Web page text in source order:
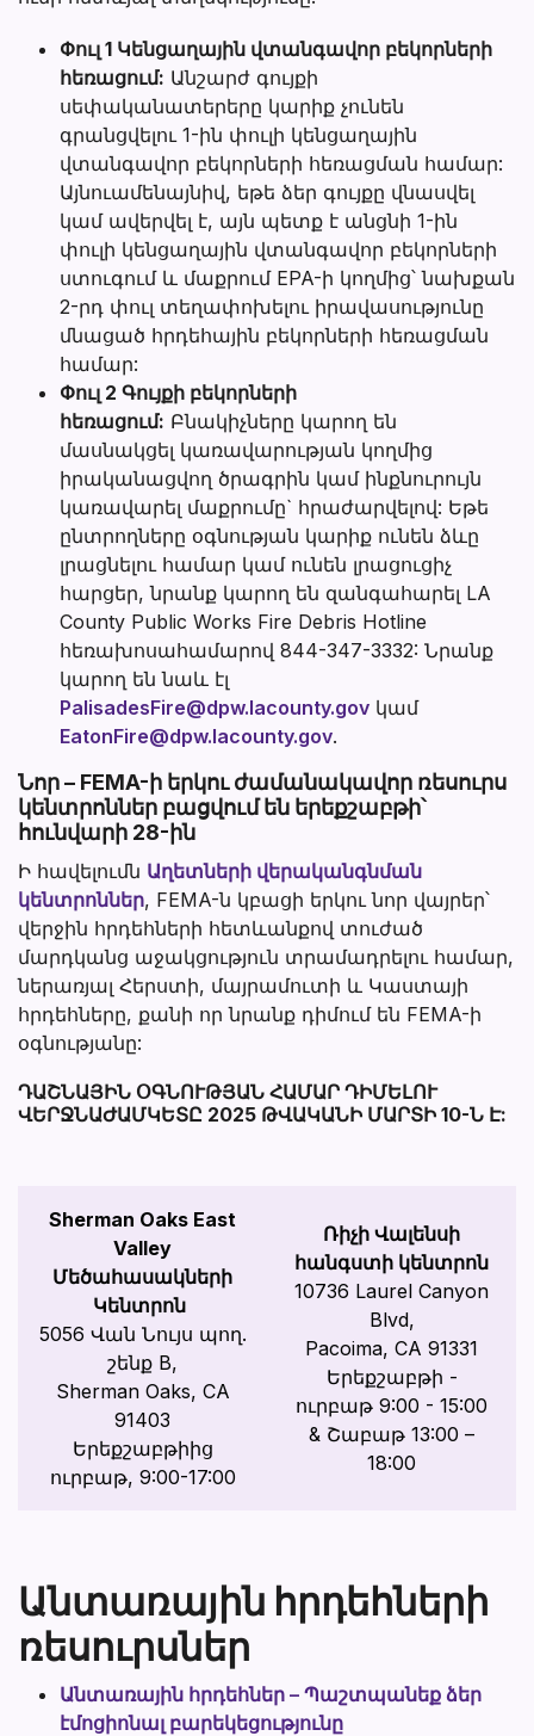
Փուլ 1 Կենցաղային վտանգավոր բեկորների
հեռացում: Անշարժ գույքի
սեփականատերերը կարիք չունեն
գրանցվելու 1-ին փուլի կենցաղային
վտանգավոր բեկորների հեռացման համար:
Այնուամենայնիվ, եթե ձեր գույքը վնասվել
կամ ավերվել է, այն պետք է անցնի 1-ին
փուլի կենցաղային վտանգավոր բեկորների
ստուգում և մաքրում EPA-ի կողմից՝ նախքան
2-րդ փուլ տեղափոխելու իրավասությունը
մնացած հրդեհային բեկորների հեռացման
համար:
Փուլ 2 Գույքի բեկորների
հեռացում: Բնակիչները կարող են
մասնակցել կառավարության կողմից
իրականացվող ծրագրին կամ ինքնուրույն
կառավարել մաքրումը` հրաժարվելով: Եթե
ընտրողները օգնության կարիք ունեն ձևը
լրացնելու համար կամ ունեն լրացուցիչ
հարցեր, նրանք կարող են զանգահարել LA
County Public Works Fire Debris Hotline
հեռախոսահամարով 844-347-3332: Նրանք
կարող են նաև էլ
PalisadesFire@dpw.lacounty.gov կամ
EatonFire@dpw.lacounty.gov.
Նոր – FEMA-ի երկու ժամանակավոր ռեսուրս
կենտրոններ բացվում են երեքշաբթի՝
հունվարի 28-ին
Ի հավելումն Աղետների վերականգնման
կենտրոններ, FEMA-ն կբացի երկու նոր վայրեր՝
վերջին հրդեհների հետևանքով տուժած
մարդկանց աջակցություն տրամադրելու համար,
ներառյալ Հերստի, մայրամուտի և Կաստայի
հրդեհները, քանի որ նրանք դիմում են FEMA-ի
օգնությանը:
ԴԱՇՆԱՅԻՆ ՕԳՆՈՒԹՅԱՆ ՀԱՄԱՐ ԴԻՄԵԼՈՒ
ՎԵՐՋՆԱԺԱՄԿԵՏԸ 2025 ԹՎԱԿԱՆԻ ՄԱՐՏԻ 10-Ն Է:
Sherman Oaks East
Valley
Մեծահասակների
Կենտրոն
5056 Վան Նույս պող.
շենք B,
Sherman Oaks, CA
91403
Երեքշաբթիից
ուրբաթ, 9:00-17:00
Ռիչի Վալենսի
հանգստի կենտրոն
10736 Laurel Canyon
Blvd,
Pacoima, CA 91331
Երեքշաբթի -
ուրբաթ 9:00 - 15:00
& Շաբաթ 13:00 –
18:00
Անտառային հրդեհների
ռեսուրսներ
Անտառային հրդեհներ – Պաշտպանեք ձեր
էմոցիոնալ բարեկեցությունը